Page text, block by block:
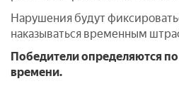
Нарушения будут
наказываться временным
Победители определяются
времени.